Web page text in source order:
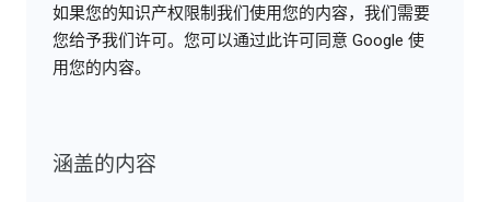
如果您的知识产权限制我们使用您的内容，我们需要
您给予我们许可。您可以通过此许可同意 Google 使
用您的内容。
涵盖的内容